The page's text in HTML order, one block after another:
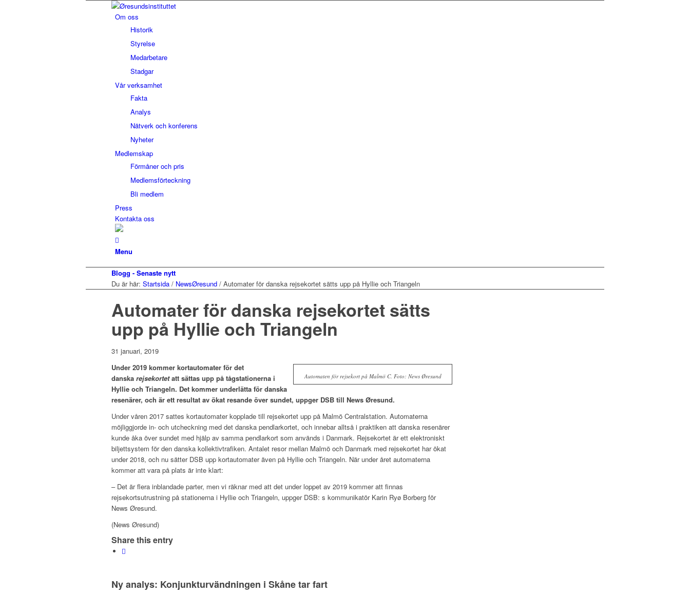
Om oss
Historik
Styrelse
Medarbetare
Stadgar
Vår verksamhet
Fakta
Analys
Nätverk och konferens
Nyheter
Medlemskap
Förmåner och pris
Medlemsförteckning
Bli medlem
Press
Kontakta oss
Menu
Blogg - Senaste nytt
Du är här: Startsida / NewsØresund / Automater för danska rejsekortet sätts upp på Hyllie och Triangeln
Automater för danska rejsekortet sätts
upp på Hyllie och Triangeln
31 januari, 2019
Automaten för rejsekort på Malmö C. Foto: News Øresund
Under 2019 kommer kortautomater för det
danska rejsekortetatt sättas upp på tågstationerna i
Hyllie och Triangeln. Det kommer underlätta för danska
resenärer, och är ett resultat av ökat resande över sundet, uppger DSB till News Øresund.
Under våren 2017 sattes kortautomater kopplade till rejsekortet upp på Malmö Centralstation. Automaterna
möjliggjorde in- och utcheckning med det danska pendlarkortet, och innebar alltså i praktiken att danska resenärer
kunde åka över sundet med hjälp av samma pendlarkort som används i Danmark. Rejsekortet är ett elektroniskt
biljettsystem för den danska kollektivtrafiken. Antalet resor mellan Malmö och Danmark med rejsekortet har ökat
under 2018, och nu sätter DSB upp kortautomater även på Hyllie och Triangeln. När under året automaterna
kommer att vara på plats är inte klart:
– Det är flera inblandade parter, men vi räknar med att det under loppet av 2019 kommer att finnas
rejsekortsutrustning på stationerna i Hyllie och Triangeln, uppger DSB: s kommunikatör Karin Ryø Borberg för
News Øresund.
(News Øresund)
Share this entry
Ny analys: Konjunkturvändningen i Skåne tar fart